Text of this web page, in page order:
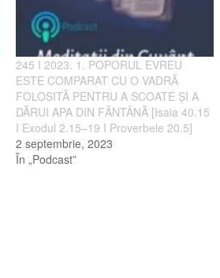
245 I 2023. 1. POPORUL EVREU
ESTE COMPARAT CU O VADRĂ
FOLOSITĂ PENTRU A SCOATE ȘI A
DĂRUI APA DIN FÂNTÂNĂ [Isaia 40.15
I Exodul 2.15–19 I Proverbele 20.5]
2 septembrie, 2023
În „Podcast”